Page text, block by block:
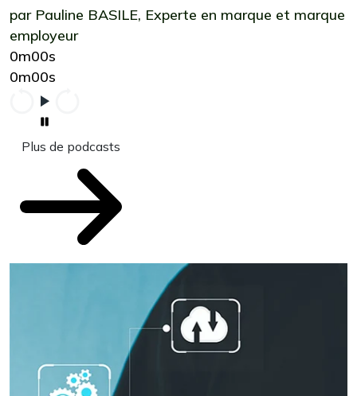
par Pauline BASILE, Experte en marque et marque
employeur
0m00s
0m00s
Plus de podcasts